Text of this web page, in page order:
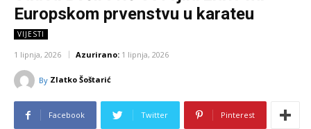
Europskom prvenstvu u karateu
VIJESTI
1 lipnja, 2026 Azurirano: 1 lipnja, 2026
By Zlatko Šoštarić
Facebook Twitter Pinterest